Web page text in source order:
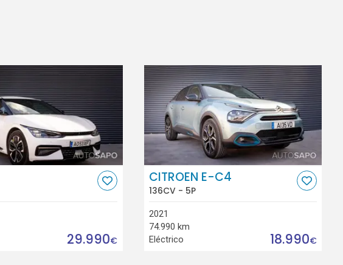
29.990€
CITROEN E-C4
136CV - 5P
2021
74.990 km
Eléctrico
18.990€